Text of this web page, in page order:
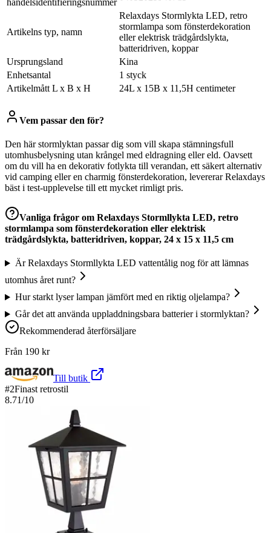
handelsidentifieringsnummer
Artikelns typ, namn
Relaxdays Stormlykta LED, retro
stormlampa som fönsterdekoration
eller elektrisk trädgårdslykta,
batteridriven, koppar
Ursprungsland
Kina
Enhetsantal
1 styck
Artikelmått L x B x H
24L x 15B x 11,5H centimeter
Vem passar den för?
Den här stormlyktan passar dig som vill skapa stämningsfull
utomhusbelysning utan krångel med eldragning eller eld. Oavsett
om du vill ha en dekorativ fotlykta till verandan, ett säkert alternativ
vid camping eller en charmig fönsterdekoration, levererar Relaxdays
bäst i test-upplevelse till ett mycket rimligt pris.
Vanliga frågor om Relaxdays Stormllykta LED, retro
stormlampa som fönsterdekoration eller elektrisk
trädgårdslykta, batteridriven, koppar, 24 x 15 x 11,5 cm
Är Relaxdays Stormllykta LED vattentålig nog för att lämnas
utomhus året runt?
Hur starkt lyser lampan jämfört med en riktig oljelampa?
Går det att använda uppladdningsbara batterier i stormlyktan?
Rekommenderad återförsäljare
Från 190 kr
Till butik
#2Finast retrostil
8.71/10